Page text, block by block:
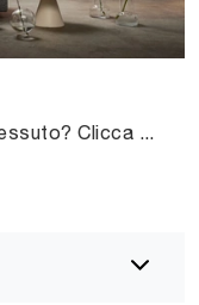
Cerchi salotti e divani Samoa in tessuto? Clicca e scopri di più sul modello Race per spazi design.